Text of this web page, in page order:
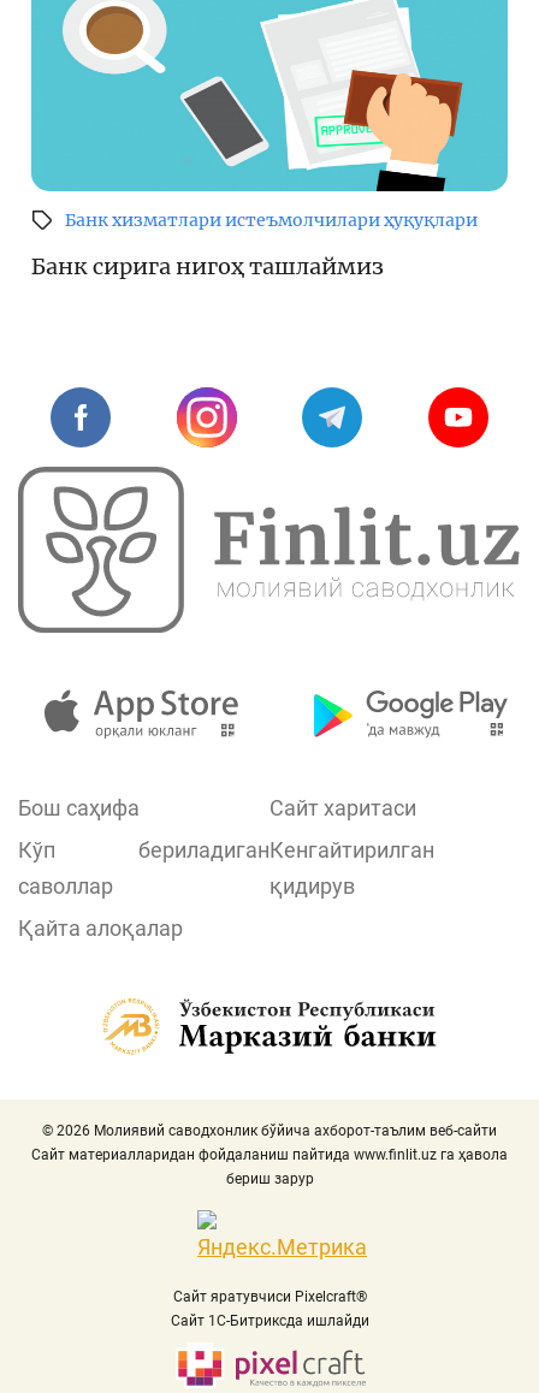
Банк хизматлари истеъмолчилари ҳуқуқлари
Банк сирига нигоҳ ташлаймиз
Бош саҳифа
Сайт харитаси
Кўп бериладиган
саволлар
Кенгайтирилган
қидирув
Қайта алоқалар
© 2026 Молиявий саводхонлик бўйича ахборот-таълим веб-сайти
Сайт материалларидан фойдаланиш пайтида www.finlit.uz га ҳавола
бериш зарур
Сайт яратувчиси Pixelcraft®
Сайт 1C-Битриксда ишлайди